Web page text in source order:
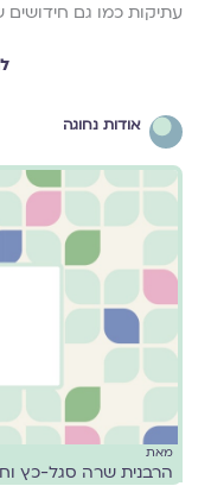
עתיקות כמו גם חידושים
אודות נחוגה
מאת
הרבנית שרה סגל-כץ